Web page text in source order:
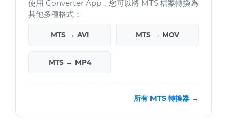
使用 Converter App，您可以將 MTS 檔案轉換為
其他多種格式：
MTS → AVI MTS → MOV
MTS → MP4
所有 MTS 轉換器 →